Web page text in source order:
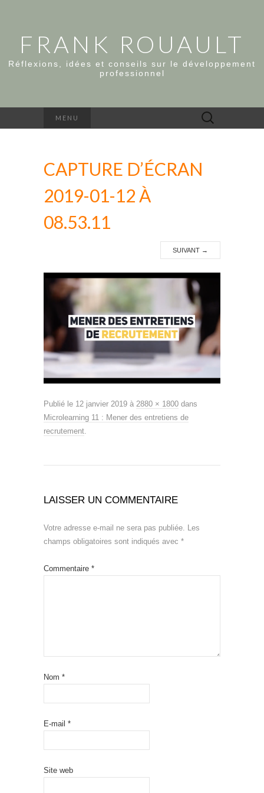
FRANK ROUAULT
Réflexions, idées et conseils sur le développement
professionnel
MENU Rechercher :
CAPTURE D’ÉCRAN
2019-01-12 À
08.53.11
SUIVANT →
Publié le 12 janvier 2019 à 2880 × 1800 dans
Microlearning 11 : Mener des entretiens de
recrutement
LAISSER UN COMMENTAIRE
Votre adresse e-mail ne sera pas publiée. Les
champs obligatoires sont indiqués avec *
Commentaire *
Nom *
E-mail *
Site web